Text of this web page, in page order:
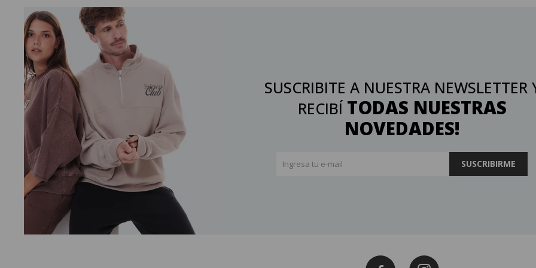
SUSCRIBITE A NUESTRA NEWSLETTER
RECIBÍ TODAS NUESTRAS
NOVEDADES!
SUSCRIBIRME